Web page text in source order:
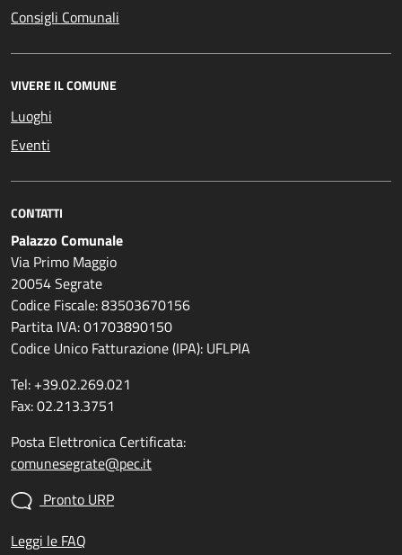
Consigli Comunali
VIVERE IL COMUNE
Luoghi
Eventi
CONTATTI
Palazzo Comunale
Via Primo Maggio
20054 Segrate
Codice Fiscale: 83503670156
Partita IVA: 01703890150
Codice Unico Fatturazione (IPA): UFLPIA
Tel: +39.02.269.021
Fax: 02.213.3751
Posta Elettronica Certificata:
comunesegrate@pec.it
Pronto URP
Leggi le FAQ